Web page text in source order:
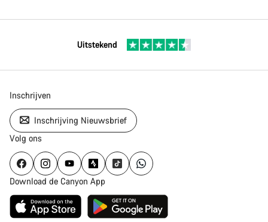
Uitstekend
Inschrijven
Inschrijving Nieuwsbrief
Volg ons
Download de Canyon App